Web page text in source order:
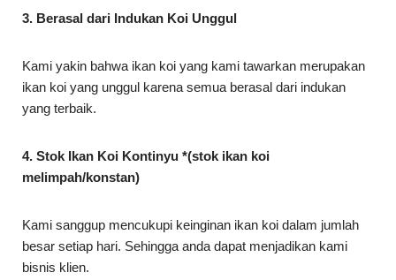
3. Berasal dari Indukan Koi Unggul
Kami yakin bahwa ikan koi yang kami tawarkan merupakan
ikan koi yang unggul karena semua berasal dari indukan
yang terbaik.
4. Stok Ikan Koi Kontinyu *(stok ikan koi
melimpah/konstan)
Kami sanggup mencukupi keinginan ikan koi dalam jumlah
besar setiap hari. Sehingga anda dapat menjadikan kami
bisnis klien.